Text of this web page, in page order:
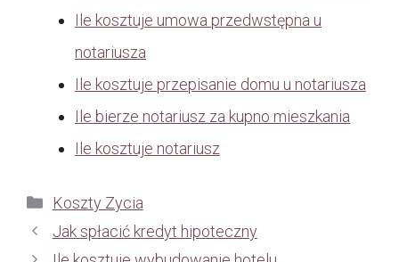
Ile kosztuje umowa przedwstępna u
notariusza
Ile kosztuje przepisanie domu u notariusza
Ile bierze notariusz za kupno mieszkania
Ile kosztuje notariusz
Kategorie
Koszty Zycia
Jak spłacić kredyt hipoteczny